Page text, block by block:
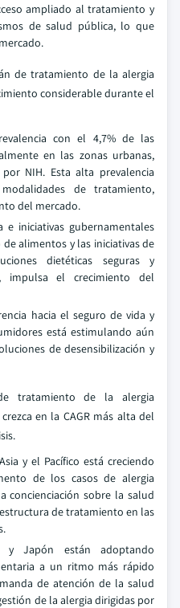
ampliado al tratamiento y
de salud pública, lo que
de tratamiento de la alergia
considerable durante el
con el 4,7% de las
en las zonas urbanas,
NIH. Esta alta prevalencia
de tratamiento,
del mercado.
iniciativas gubernamentales
alimentos y las iniciativas de
dietéticas seguras y
impulsa el crecimiento del
hacia el seguro de vida y
está estimulando aún
de desensibilización y
tratamiento de la alergia
en la CAGR más alta del
y el Pacífico está creciendo
de los casos de alergia
concienciación sobre la salud
de tratamiento en las
y Japón están adoptando
a un ritmo más rápido
de atención de la salud
de la alergia dirigidas por